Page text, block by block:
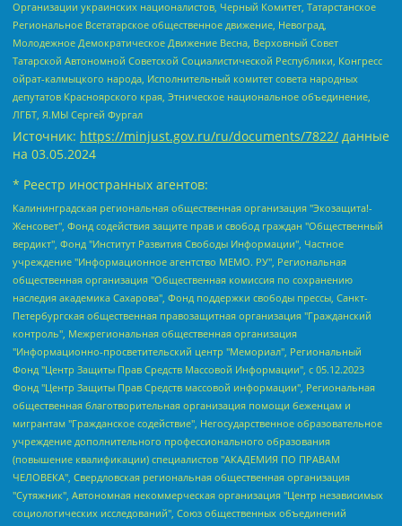
Организации украинских националистов, Черный Комитет, Татарстанское
Региональное Всетатарское общественное движение, Невоград,
Молодежное Демократическое Движение Весна, Верховный Совет
Татарской Автономной Советской Социалистической Республики, Конгресс
ойрат-калмыцкого народа, Исполнительный комитет совета народных
депутатов Красноярского края, Этническое национальное объединение,
ЛГБТ, Я.МЫ Сергей Фургал
Источник: https://minjust.gov.ru/ru/documents/7822/ данные
на 03.05.2024
* Реестр иностранных агентов:
Калининградская региональная общественная организация "Экозащита!-Женсовет", Фонд содействия защите прав и свобод граждан "Общественный вердикт", Фонд "Институт Развития Свободы Информации", Частное учреждение "Информационное агентство МЕМО. РУ", Региональная общественная организация "Общественная комиссия по сохранению наследия академика Сахарова", Фонд поддержки свободы прессы, Санкт-Петербургская общественная правозащитная организация "Гражданский контроль", Межрегиональная общественная организация "Информационно-просветительский центр "Мемориал", Региональный Фонд "Центр Защиты Прав Средств Массовой Информации", с 05.12.2023 Фонд "Центр Защиты Прав Средств массовой информации", Региональная общественная благотворительная организация помощи беженцам и мигрантам "Гражданское содействие", Негосударственное образовательное учреждение дополнительного профессионального образования (повышение квалификации) специалистов "АКАДЕМИЯ ПО ПРАВАМ ЧЕЛОВЕКА", Свердловская региональная общественная организация "Сутяжник", Автономная некоммерческая организация "Центр независимых социологических исследований", Союз общественных объединений "Российский исследовательский центр по правам человека", Региональное общественное учреждение научно-информационный центр "МЕМОРИАЛ", Некоммерческая организация "Фонд защиты гласности", Автономная некоммерческая организация "Институт прав человека", Городская общественная организация "Екатеринбургское общество "МЕМОРИАЛ", Городская общественная организация "Рязанское историко-просветительское и правозащитное общество "Мемориал" (Рязанский Мемориал), Челябинский региональный орган общественной самодеятельности – женское общественное объединение "Женщины Евразии", Челябинский региональный орган общественной самодеятельности "Уральская правозащитная группа", Фонд содействия защите здоровья и социальной справедливости имени Андрея Рылькова, Автономная Некоммерческая Организация "Аналитический Центр Юрия Левады", Автономная некоммерческая организация социальной поддержки населения "Проект Апрель", Региональная общественная организация помощи женщинам и детям, находящимся в кризисной ситуации "Информационно-методический центр "Анна", Фонд содействия развитию массовых коммуникаций и правовому просвещению "Так-так-Так", Фонд содействия устойчивому развитию "Серебряная тайга", Свердловский региональный общественный фонд социальных проектов "Новое время", "Idel.Реалии", Кавказ.Реалии, Крым.Реалии, Телеканал Настоящее Время, Татаро-башкирская служба Радио Свобода (Azatliq Radiosi), Радио Свободная Европа/Радио Свобода (PCE/PC), "Сибирь.Реалии", "Фактограф", Благотворительный фонд помощи осужденным и их семьям, Автономная некоммерческая организация "Институт глобализации и социальных движений", Фонд "В защиту прав заключенных", Частное учреждение "Центр поддержки и содействия развитию средств массовой информации", Пензенский региональный общественный благотворительный фонд "Гражданский союз", "Север.Реалии", Некоммерческая организация Фонд "Правовая инициатива", Общество с ограниченной ответственностью "Радио Свободная Европа/Радио Свобода", Чешское информационное агентство "MEDIUM-ORIENT", Красноярская региональная общественная организация "Мы против СПИДа", Камалягин Денис Николаевич, Маркелов Сергей Евгеньевич, Пономарев Лев Александрович, Савицкая Людмила Алексеевна, Автономная некоммерческая организация "Центр по работе с проблемой насилия "НАСИЛИЮ.НЕТ", Межрегиональный профессиональный союз работников здравоохранения "Альянс врачей", Юридическое лицо, зарегистрированное в Латвийской Республике, SIA "Medusa Project" (регистрационный номер 40103797863, дата регистрации 10.06.2014), Некоммерческая организация "Фонд по борьбе с коррупцией", Автономная некоммерческая организация "Институт права и публичной политики", Баданин Роман Сергеевич, Гликин Максим Александрович, Железнова Мария Михайловна, Лукьянова Юлия Сергеевна, Маетная Елизавета Витальевна, Маняхин Петр Борисович, Чуракова Ольга Владимировна, Ярош Юлия Петровна, Юридическое лицо "The Insider SIA", зарегистрированное в Риге, Латвийская Республика (дата регистрации 26.06.2015), являющееся администратором доменного имени интернет-издания "The Insider SIA", https://theins.ru, Постернак Алексей Евгеньевич, Рубин Михаил Аркадьевич, Анин Роман Александрович, Юридическое лицо Istories fonds, зарегистрированное в Латвийской Республике (регистрационный номер 50008295751, дата регистрации 24.02.2020), Великовский Дмитрий Александрович, Долинина Ирина Николаевна, Мароховская Алеся Алексеевна, Шлейнов Роман Юрьевич, Шмагун Олеся Валентиновна, Общество с ограниченной ответственностью "Альтаир 2021", Общество с ограниченной ответственностью "Вега 2021", Общество с ограниченной ответственностью "Главный редактор 2021", Общество с ограниченной ответственностью "Ромашки монолит", Важенков Артем Валерьевич, Ивановская областная общественная организация "Центр гендерных исследований", Гурман Юрий Альбертович, Медиапроект "ОВД-Инфо", Егоров Владимир Владимирович, Жилинский Владимир Александрович, Общество с ограниченной ответственностью "ЗП", Иванова София Юрьевна, Карезина Инна Павловна, Кильтау Екатерина Викторовна, Петров Алексей Викторович, Пискунов Сергей Евгеньевич, Смирнов Сергей Сергеевич, Тихонов Михаил Сергеевич, Общество с ограниченной ответственностью "ЖУРНАЛИСТ-ИНОСТРАННЫЙ АГЕНТ", Арапова Галина Юрьевна, Вольтская Татьяна Анатольевна, Американская компания "Mason G.E.S. Anonymous Foundation" (США), являющаяся владельцем интернет-издания https://mnews.world/, Компания "Stichting Bellingcat", зарегистрированная в Нидерландах (дата регистрации 11.07.2018), Захаров Андрей Вячеславович, Клепиковская Екатерина Дмитриевна, Общество с ограниченной ответственностью "МЕМО", Перл Роман Александрович, Симонов Евгений Алексеевич, Соловьева Елена Анатольевна, Сотников Даниил Владимирович, Сурначева Елизавета Дмитриевна, Автономная некоммерческая организация по защите прав человека и информированию населения "Якутия – Наше Мнение", Общество с ограниченной ответственностью "Москоу диджитал медиа", с 26.01.2023 Общество с ограниченной ответственностью "Чайка Белые сады", Ветошкина Валерия Валерьевна, Заговора Максим Александрович, Межрегиональное общественное движение "Российская ЛГБТ - сеть", Оленичев Максим Владимирович, Павлов Иван Юрьевич, Скворцова Елена Сергеевна, Общество с ограниченной ответственностью "Как бы инагент", Кочетков Игорь Викторович, Общество с ограниченной ответственностью "Честные выборы", Еланчик Олег Александрович, Общество с ограниченной ответственностью "Нобелевский призыв", Гималова Регина Эмилевна, Григорьев Андрей Валерьевич, Григорьева Алина Александровна, Ассоциация по содействию защите прав призывников, альтернативнослужащих и военнослужащих "Правозащитная группа "Гражданин.Армия.Право", Хисамова Регина Фаритовна, Автономная некоммерческая организация по реализации социально-правовых программ "Лилит", Дальневосточное общественное движение "Маяк", Санкт-Петербургская ЛГБТ-инициативная группа "Выход", Инициативная группа ЛГБТ+ "Реверс", Алексеев Андрей Викторович, Бекбулатова Таисия Львовна, Беляев Иван Михайлович, Владыкина Елена Сергеевна, Гельман Марат Александрович, Никульшина Вероника Юрьевна, Толоконникова Надежда Андреевна, Шендерович Виктор Анатольевич, Общество с ограниченной ответственностью "Данное сообщение", Общество с ограниченной ответственностью Издательский дом "Новая глава", Айнбиндер Александра Александровна, Московский комьюнити-центр для ЛГБТ+инициатив, Благотворительный фонд развития филантропии, Deutsche Welle (Германия, Kurt-Schumacher-Strasse 3, 53113 Bonn), Борзунова Мария Михайловна, Воробьев Виктор Викторович, Голубева Анна Львовна, Константинова Алла Михайловна, Малкова Ирина Владимировна, Мурадов Мурад Абдулгалимович, Осетинская Елизавета Николаевна, Понасенков Евгений Николаевич, Ганапольский Матвей Юрьевич, Киселев Евгений Алексеевич, Борухович Ирина Григорьевна, Дремин Иван Тимофеевич, Дубровский Дмитрий Викторович, Красноярская региональная общественная организация поддержки и развития альтернативных образовательных технологий и межкультурных коммуникаций "ИНТЕРРА", Маяковская Екатерина Алексеевна, Фейгин Марк Захарович, Филимонов Андрей Викторович, Дзугкоева Регина Николаевна, Доброхотов Роман Александрович, Дудь Юрий Александрович, Елкин Сергей Владимирович, Кругликов Кирилл Игоревич, Сабунаева Мария Леонидовна, Семенов Алексей Владимирович, Шаинян Карен Багратович, Шульман Екатерина Михайловна, Асафьев Артур Валерьевич, Вахштайн Виктор Семенович, Венедиктов Алексей Алексеевич, Лушникова Екатерина Евгеньевна, Волков Леонид Михайлович, Невзоров Александр Глебович, Пархоменко Сергей Борисович, Сироткин Ярослав Николаевич, Кара-Мурза Владимир Владимирович, Баранова Наталья Владимировна, Гозман Леонид Яковлевич, Кагарлицкий Борис Юльевич, Климарев Михаил Валерьевич, Милов Владимир Станиславович, Автономная некоммерческая организация Краснодарский центр современного искусства "Типография", Моргенштерн Алишер Тагирович, Соболь Любовь Эдуардовна, Общество с ограниченной ответственностью "ЛИЗА НОРМ", Каспаров Гарри Кимович, Ходорковский Михаил Борисович, Общество с ограниченной ответственностью "Апрельские тезисы", Данилович Ирина Брониславовна, Кашин Олег Владимирович, Петров Николай Владимирович, Пивоваров Алексей Владимирович, Соколов Михаил Владимирович, Цветкова Юлия Владимировна, Чичваркин Евгений Александрович, Комитет против пыток/Команда против пыток, Общество с ограниченной ответственностью "Первый научный", Общество с ограниченной ответственностью "Вертолет и ко", Белоцерковская Вероника Борисовна, Кац Максим Евгеньевич, Лазарева Татьяна Юрьевна, Шаведдинов Руслан Табризович, Яшин Илья Валерьевич, Общество с ограниченной ответственностью "Иноагент ААВ", Алешковский Дмитрий Петрович, Альбац Евгения Марковна, Быков Дмитрий Львович, Галямина Юлия Евгеньевна, Лойко Сергей Леонидович, Мартынов Кирилл Константинович, Медведев Сергей Александрович, Крашенинников Федор Геннадиевич, Гордеева Катерина Вл